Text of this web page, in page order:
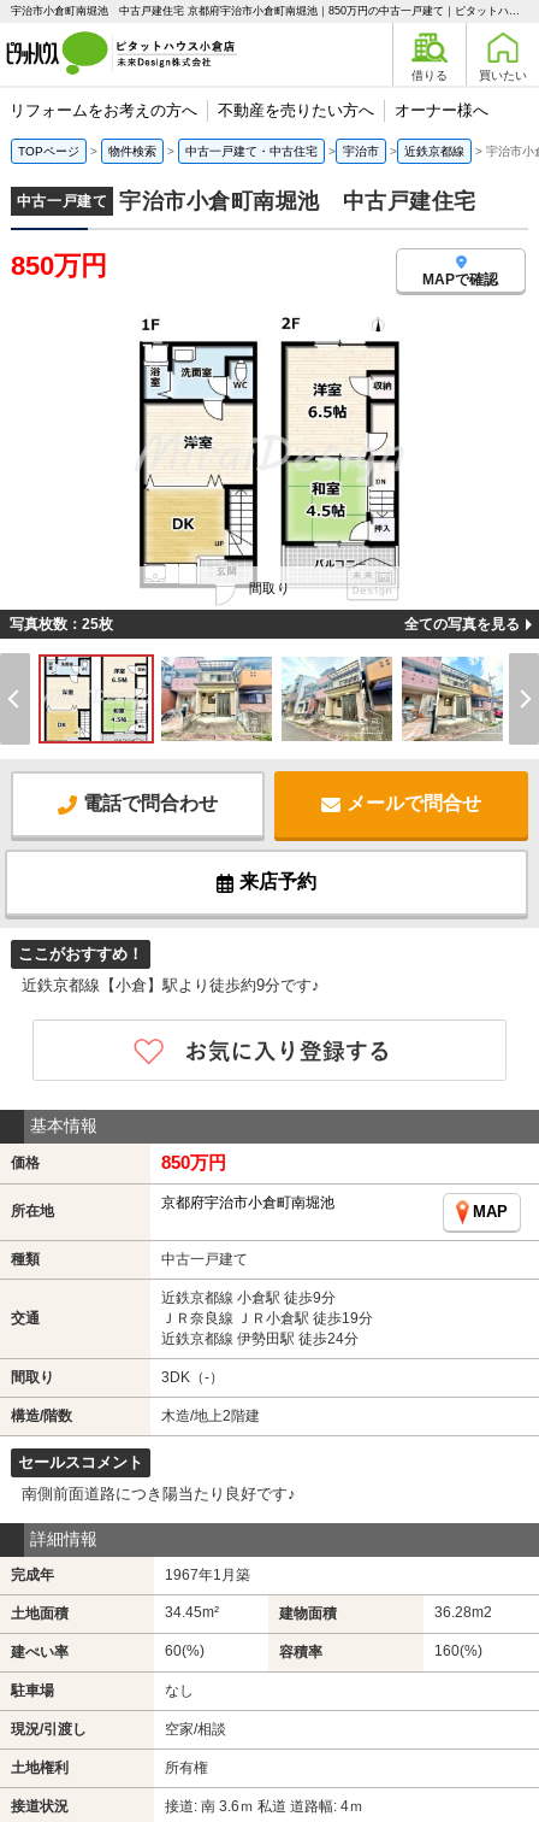
宇治市小倉町南堀池 中古戸建住宅 京都府宇治市小倉町南堀池｜850万円の中古一戸建て｜ピタットハウス小倉店 未来Design株式会社
借りる 買いたい
リフォームをお考えの方へ 不動産を売りたい方へ オーナー様へ
TOPページ 物件検索 中古一戸建て・中古住宅 宇治市 近鉄京都線 宇治市
中古一戸建て 宇治市小倉町南堀池 中古戸建住宅
850万円 MAPで確認
間取り
写真枚数：25枚 全ての写真を見る
電話で問合わせ メールで問合せ
来店予約
ここがおすすめ！
近鉄京都線【小倉】駅より徒歩約9分です♪
基本情報
価格 850万円
所在地 京都府宇治市小倉町南堀池
MAP
種類 中古一戸建て
交通
近鉄京都線 小倉駅 徒歩9分
ＪＲ奈良線 ＪＲ小倉駅 徒歩19分
近鉄京都線 伊勢田駅 徒歩24分
間取り 3DK（-）
構造/階数 木造/地上2階建
セールスコメント
南側前面道路につき陽当たり良好です♪
詳細情報
完成年 1967年1月築
土地面積 34.45m² 建物面積 36.28m2
建ぺい率 60(%) 容積率 160(%)
駐車場 なし
現況/引渡し 空家/相談
土地権利 所有権
接道状況 接道: 南 3.6ｍ 私道 道路幅: 4ｍ